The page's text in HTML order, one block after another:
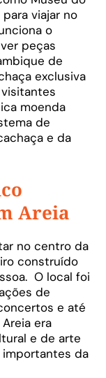
viajar no
o
peças
de
exclusiva
moenda
de
e da
Areia
no centro da
construído
O local foi
de
e até
era
e de arte
importantes da